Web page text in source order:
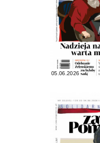
05.06.2026